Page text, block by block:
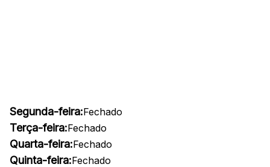
Segunda-feira:Fechado
Terça-feira:Fechado
Quarta-feira:Fechado
Quinta-feira:Fechado